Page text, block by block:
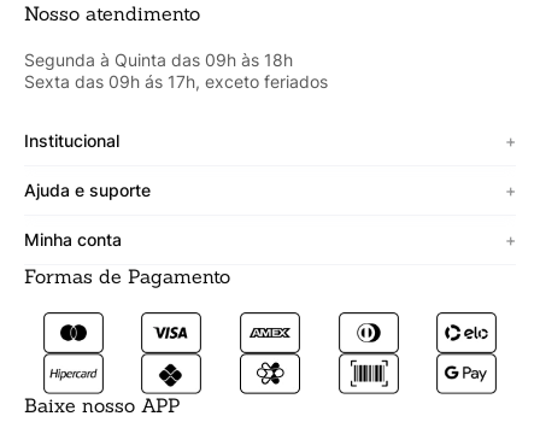
Nosso atendimento
Segunda à Quinta das 09h às 18h
Sexta das 09h ás 17h, exceto feriados
Institucional +
Sobre a Cicero
Fale conosco
Ajuda e suporte +
Termos de uso
Política de segurança
Prazos de entrega
Formas de pagamento
Minha conta +
Meus Dados
Meus Pedidos
Meus Favoritos
Formas de Pagamento
Baixe nosso APP